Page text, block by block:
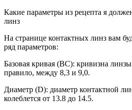
Какие параметры из рецепта я
линз
На странице контактных линз вам
ряд параметров:
Базовая кривая (BC): кривизна
правило, между 8,3 и 9,0.
Диаметр (D): диаметр контактной
колеблется от 13.8 до 14.5.